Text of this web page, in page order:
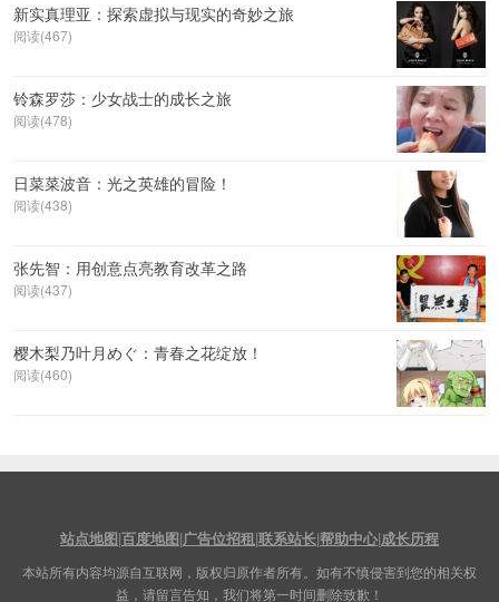
新实真理亚：探索虚拟与现实的奇妙之旅
阅读(467)
铃森罗莎：少女战士的成长之旅
阅读(478)
日菜菜波音：光之英雄的冒险！
阅读(438)
张先智：用创意点亮教育改革之路
阅读(437)
樱木梨乃叶月めぐ：青春之花绽放！
阅读(460)
站点地图|百度地图|广告位招租|联系站长|帮助中心|成长历程
本站所有内容均源自互联网，版权归原作者所有。如有不慎侵害到您的相关权
益，请留言告知，我们将第一时间删除致歉！